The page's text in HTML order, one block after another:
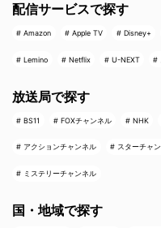
配信サービスで探す
Amazon Apple TV Disney+
Lemino Netflix U-NEXT
放送局で探す
BS11 FOXチャンネル NHK
アクションチャンネル スターチャ
ミステリーチャンネル
国・地域で探す